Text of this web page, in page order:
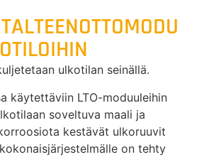
ulkotilan seinällä.
käytettäviin LTO-moduuleihin
soveltuva maali ja
kestävät ulkoruuvit
on tehty